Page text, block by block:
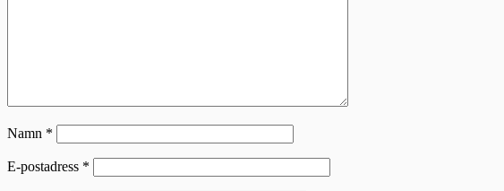
Namn *
E-postadress *